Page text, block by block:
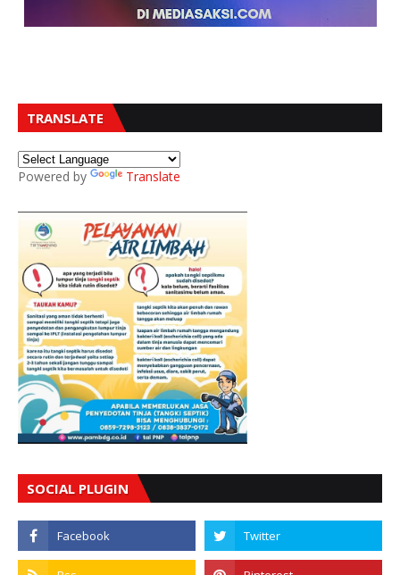
TRANSLATE
Powered by Translate
SOCIAL PLUGIN